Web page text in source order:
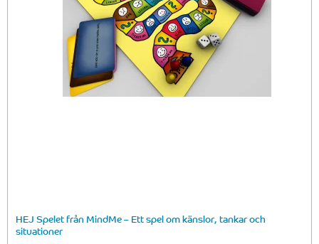
HEJ Spelet från MindMe – Ett spel om känslor, tankar och
situationer